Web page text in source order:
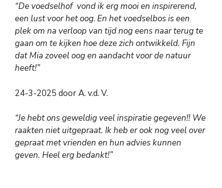
“De voedselhof vond ik erg mooi en inspirerend,
een lust voor het oog. En het voedselbos is een
plek om na verloop van tijd nog eens naar terug te
gaan om te kijken hoe deze zich ontwikkeld. Fijn
dat Mia zoveel oog en aandacht voor de natuur
heeft!”
24-3-2025 door A. v.d. V.
“Je hebt ons geweldig veel inspiratie gegeven!! We
raakten niet uitgepraat. Ik heb er ook nog veel over
gepraat met vrienden en hun advies kunnen
geven. Heel erg bedankt!”